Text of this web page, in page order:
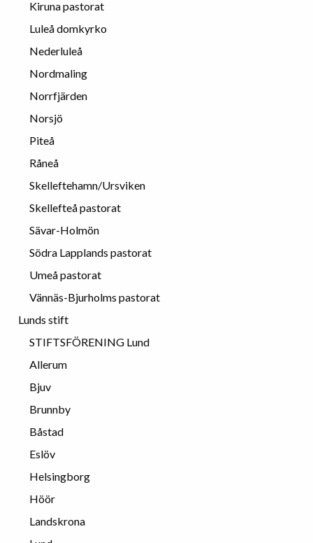
Kiruna pastorat
Luleå domkyrko
Nederluleå
Nordmaling
Norrfjärden
Norsjö
Piteå
Råneå
Skelleftehamn/Ursviken
Skellefteå pastorat
Sävar-Holmön
Södra Lapplands pastorat
Umeå pastorat
Vännäs-Bjurholms pastorat
Lunds stift
STIFTSFÖRENING Lund
Allerum
Bjuv
Brunnby
Båstad
Eslöv
Helsingborg
Höör
Landskrona